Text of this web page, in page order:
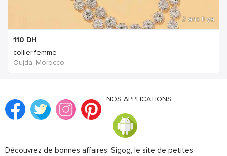
2 ans Il ya
110 DH
collier femme
Oujda, Morocco
NOS APPLICATIONS
Découvrez de bonnes affaires. Sigog, le site de petites